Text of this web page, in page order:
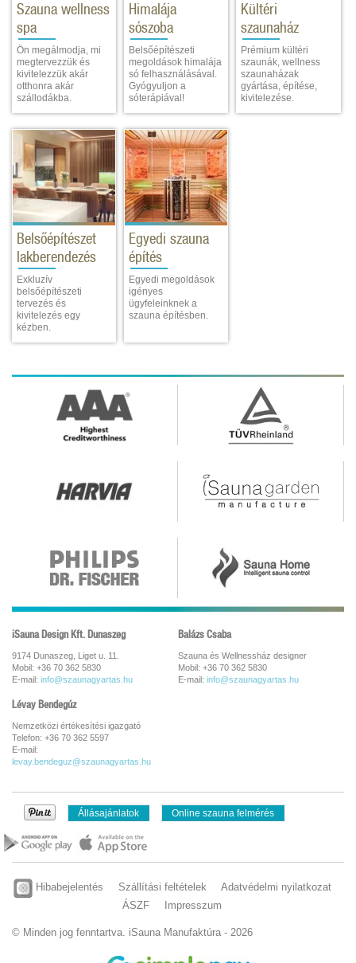
Szauna wellness
spa
Ön megálmodja, mi
megtervezzük és
kivitelezzük akár
otthonra akár
szállodákba.
Himalája
sószoba
Belsőépítészeti
megoldások himalája
só felhasználásával.
Gyógyuljon a
sóterápiával!
Kültéri
szaunaház
Prémium kültéri
szaunák, wellness
szaunaházak
gyártása, építése,
kivitelezése.
Belsőépítészet
lakberendezés
Exkluzív
belsőépítészeti
tervezés és
kivitelezés egy
kézben.
Egyedi szauna
építés
Egyedi megoldások
igényes
ügyfeleinknek a
szauna építésben.
iSauna Design Kft. Dunaszeg
9174 Dunaszeg, Liget u. 11.
Mobil: +36 70 362 5830
E-mail: info@szaunagyartas.hu
Balázs Csaba
Szauna és Wellnessház designer
Mobil: +36 70 362 5830
E-mail: info@szaunagyartas.hu
Lévay Bendegúz
Nemzetközi értékesítési igazgató
Telefon: +36 70 362 5597
E-mail:
levay.bendeguz@szaunagyartas.hu
Állásajánlatok Online szauna felmérés
Hibabejelentés Szállítási feltételek
Adatvédelmi nyilatkozat
ÁSZF
Impresszum
© Minden jog fenntartva. iSauna Manufaktúra - 2026